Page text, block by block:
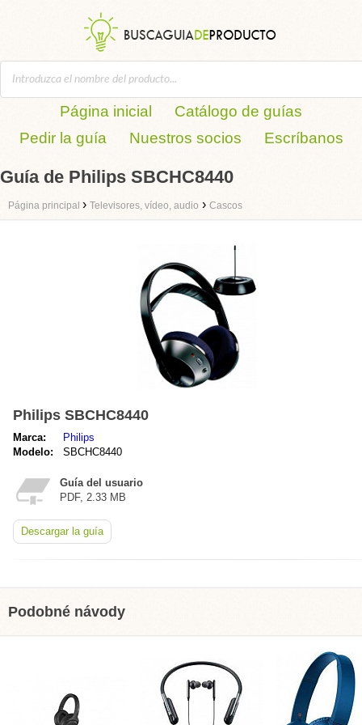
Página inicial
Catálogo de guías
Pedir la guía
Nuestros socios Escríbanos
Guía de Philips SBCHC8440
Página principal › Televisores, vídeo, audio › Cascos
Philips SBCHC8440
Marca:
Philips
Modelo:
SBCHC8440
Guía del usuario
PDF, 2.33 MB
Descargar la guía
Podobné návody